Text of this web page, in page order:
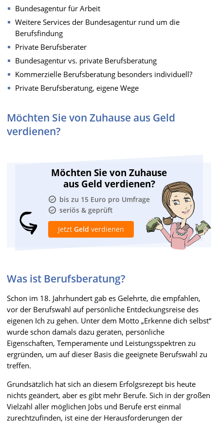
Bundesagentur für Arbeit
Weitere Services der Bundesagentur rund um die
Berufsfindung
Private Berufsberater
Bundesagentur vs. private Berufsberatung
Kommerzielle Berufsberatung besonders individuell?
Private Berufsberatung, eigene Wege
Möchten Sie von Zuhause aus Geld
verdienen?
Möchten Sie von Zuhause
aus Geld verdienen?
bis zu 15 Euro pro Umfrage
seriös & geprüft
Jetzt Geld verdienen
Was ist Berufsberatung?
Schon im 18. Jahrhundert gab es Gelehrte, die empfahlen,
vor der Berufswahl auf persönliche Entdeckungsreise des
eigenen Ich zu gehen. Unter dem Motto „Erkenne dich selbst“
wurde schon damals dazu geraten, persönliche
Eigenschaften, Temperamente und Leistungsspektren zu
ergründen, um auf dieser Basis die geeignete Berufswahl zu
treffen.
Grundsätzlich hat sich an diesem Erfolgsrezept bis heute
nichts geändert, aber es gibt mehr Berufe. Sich in der großen
Vielzahl aller möglichen Jobs und Berufe erst einmal
zurechtzufinden, ist eine der Herausforderungen der